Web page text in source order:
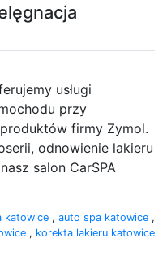
usługi
przy
firmy Zymol.
odnowienie lakieru
salon CarSPA
katowice , auto spa katowice ,
, korekta lakieru katowice